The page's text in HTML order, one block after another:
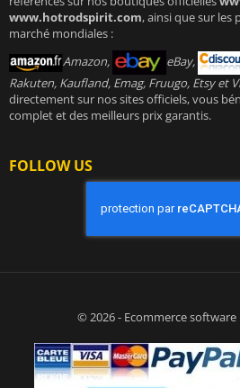
www.hotrodspirit.com, ainsi que sur les
marché mondiales :
Amazon,
eBay,
Rakuten, Kaufland, Emag, Fruugo, Etsy et
directement sur nos sites officiels, vous
complet et des meilleurs prix garantis.
FOLLOW US
© 2026 - Ecommerce